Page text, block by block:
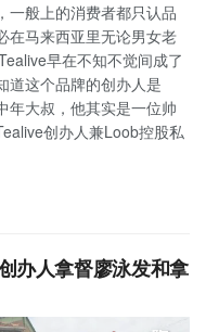
一般上的消费者都只认品
在马来西亚里无论男女老
早在不知不觉间成了
道这个品牌的创办人是
年大叔，他其实是一位帅
创办人兼Loob控股私
办人拿督廖泳发和拿